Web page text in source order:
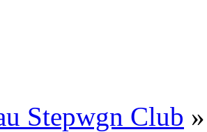
Stepwgn Club